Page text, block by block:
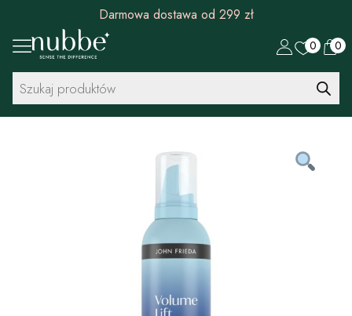
Darmowa dostawa od 299 zł
0 0
Wyszukiwarka
produktów